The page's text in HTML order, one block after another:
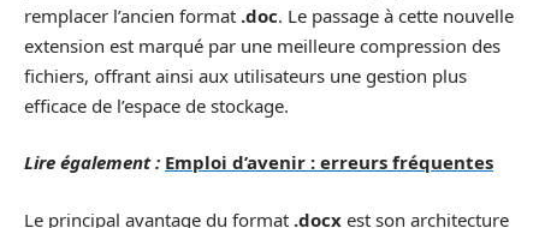
remplacer l’ancien format .doc. Le passage à cette nouvelle
extension est marqué par une meilleure compression des
fichiers, offrant ainsi aux utilisateurs une gestion plus
efficace de l’espace de stockage.
Lire également : Emploi d’avenir : erreurs fréquentes
Le principal avantage du format .docx est son architecture